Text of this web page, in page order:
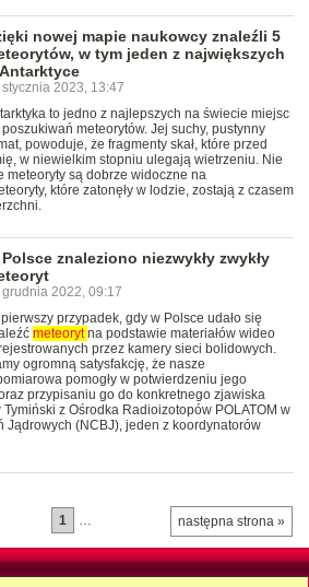
nowej mapie naukowcy znaleźli 5
w tym jeden z największych
2023, 13:47
to jedno z najlepszych na świecie miejsc
meteorytów. Jej suchy, pustynny
powoduje, że fragmenty skał, które przed
w niewielkim stopniu ulegają wietrzeniu. Nie
meteoryty są dobrze widoczne na
które zatonęły w lodzie, zostają z czasem
Polsce znaleziono niezwykły zwykły
grudnia 2022, 09:17
pierwszy przypadek, gdy w Polsce udało się
meteorytna podstawie materiałów wideo
przez kamery sieci bolidowych.
ogromną satysfakcję, że nasze
pomogły w potwierdzeniu jego
przypisaniu go do konkretnego zjawiska
z Ośrodka Radioizotopów POLATOM w
Jądrowych (NCBJ), jeden z koordynatorów
następna strona »
1 …